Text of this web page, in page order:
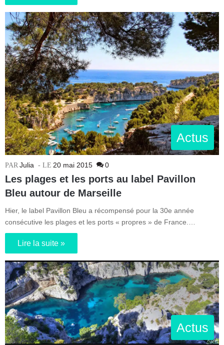
Actus
Julia 20 mai 2015 0
Les plages et les ports au label Pavillon
Bleu autour de Marseille
Hier, le label Pavillon Bleu a récompensé pour la 30e année
consécutive les plages et les ports « propres » de France.…
Lire la suite »
Actus